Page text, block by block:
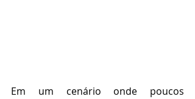
Em um cenário onde poucos